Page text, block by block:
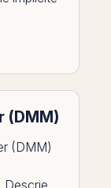
(DMM)
(DMM)
Descrie